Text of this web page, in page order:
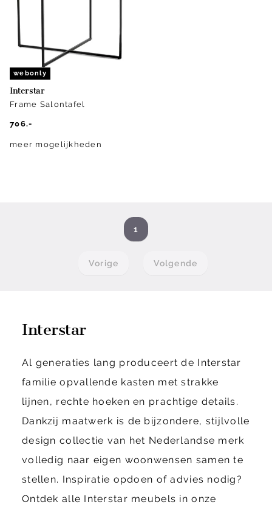
webonly
Interstar
Frame Salontafel
706.-
meer mogelijkheden
Vorige
1
Volgende
Interstar
Al generaties lang produceert de Interstar
familie opvallende kasten met strakke
lijnen, rechte hoeken en prachtige details.
Dankzij maatwerk is de bijzondere, stijlvolle
design collectie van het Nederlandse merk
volledig naar eigen woonwensen samen te
stellen. Inspiratie opdoen of advies nodig?
Ontdek alle Interstar meubels in onze